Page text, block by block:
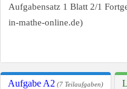
Aufgabe A2 (7 Teilaufgaben)